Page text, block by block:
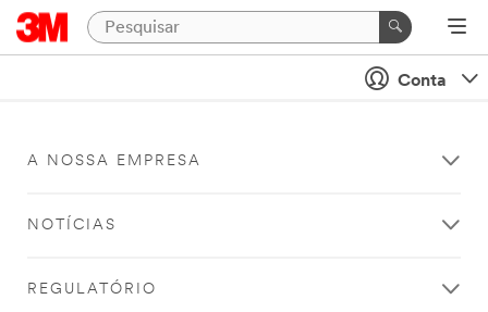
Conta
A NOSSA EMPRESA
NOTÍCIAS
REGULATÓRIO